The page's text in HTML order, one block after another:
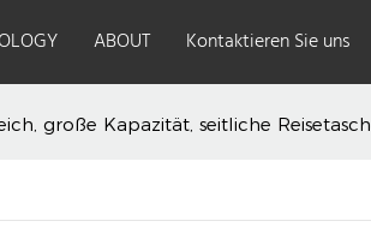
ABOUT Kontaktieren Sie uns
große Kapazität, seitliche